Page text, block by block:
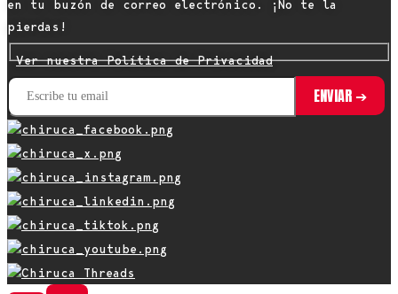
en tu buzón de correo electrónico. ¡No te la
pierdas!
Ver nuestra Política de Privacidad